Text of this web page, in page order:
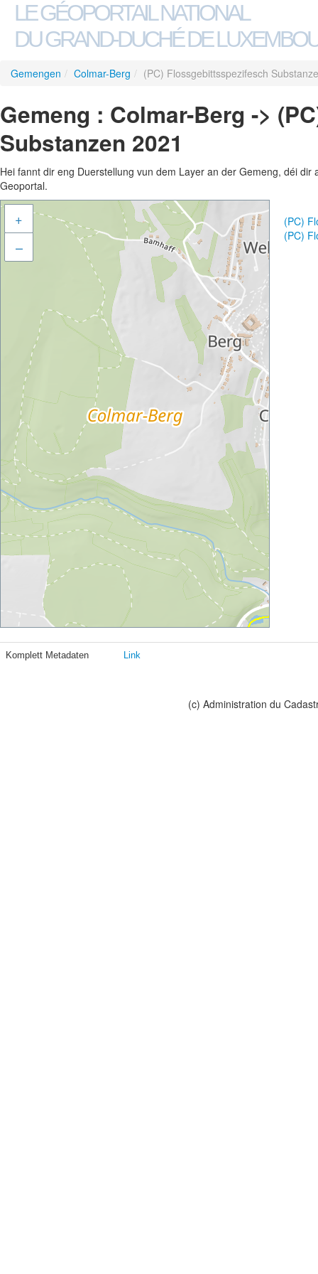
LE GÉOPORTAIL NATIONAL
DU GRAND-DUCHÉ DE
Gemengen / Colmar-Berg / (PC) Flossgebittsspezifesch
Gemeng : Colmar-Berg ->
Substanzen 2021
Hei fannt dir eng Duerstellung vun dem Layer an der Gemeng, déi
Geoportal.
+
–
(PC)
(PC)
Komplett Metadaten Link
(c) Administration du